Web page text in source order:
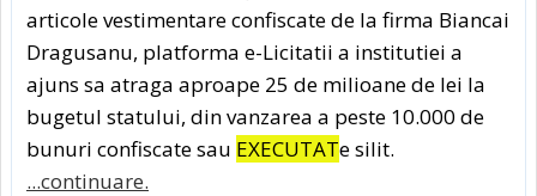
articole vestimentare confiscate de la firma Biancai
Dragusanu, platforma e-Licitatii a institutiei a
ajuns sa atraga aproape 25 de milioane de lei la
bugetul statului, din vanzarea a peste 10.000 de
bunuri confiscate sau EXECUTATe silit.
...continuare.